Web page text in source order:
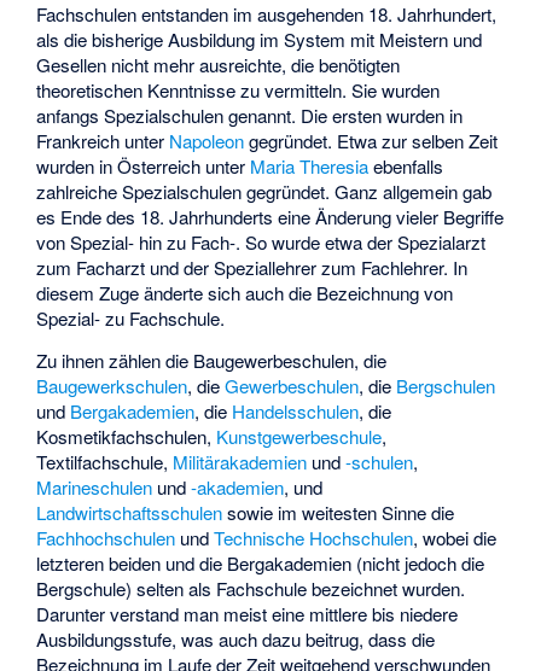
Fachschulen entstanden im ausgehenden 18. Jahrhundert,
als die bisherige Ausbildung im System mit Meistern und
Gesellen nicht mehr ausreichte, die benötigten
theoretischen Kenntnisse zu vermitteln. Sie wurden
anfangs Spezialschulen genannt. Die ersten wurden in
Frankreich unter Napoleongegründet. Etwa zur selben Zeit
wurden in Österreich unter Maria Theresiaebenfalls
zahlreiche Spezialschulen gegründet. Ganz allgemein gab
es Ende des 18. Jahrhunderts eine Änderung vieler Begriffe
von Spezial- hin zu Fach-. So wurde etwa der Spezialarzt
zum Facharzt und der Speziallehrer zum Fachlehrer. In
diesem Zuge änderte sich auch die Bezeichnung von
Spezial- zu Fachschule.
Zu ihnen zählen die Baugewerbeschulen, die
Baugewerkschulen, dieGewerbeschulen, die Bergschulen
und Bergakademien, die Handelsschulen, die
Kosmetikfachschulen, Kunstgewerbeschule,
Textilfachschule, Militärakademien und-schulen,
Marineschulen und-akademien, und
Landwirtschaftsschulensowie im weitesten Sinne die
Fachhochschulen undTechnische Hochschulen, wobei die
letzteren beiden und die Bergakademien (nicht jedoch die
Bergschule) selten als Fachschule bezeichnet wurden.
Darunter verstand man meist eine mittlere bis niedere
Ausbildungsstufe, was auch dazu beitrug, dass die
Bezeichnung im Laufe der Zeit weitgehend verschwunden